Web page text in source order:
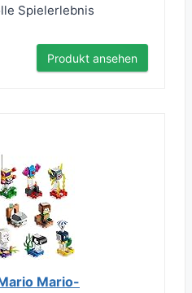
Spielerlebnis
Produkt ansehen
Mario-